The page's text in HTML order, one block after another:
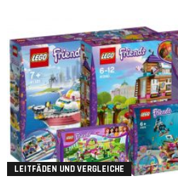
LEITFÄDEN UND VERGLEICHE